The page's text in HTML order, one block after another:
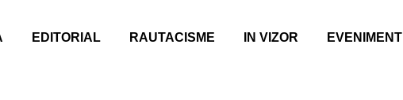
EDITORIAL RAUTACISME IN VIZOR EVENIMENT